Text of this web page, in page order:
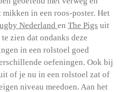
in een roos-poster. Het
Nederland en The Pigs uit
zien dat ondanks deze
in een rolstoel goed
oefeningen. Ook bij
of je nu in een rolstoel zat of
niveau meedoen. Aan het